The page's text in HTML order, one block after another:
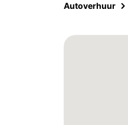
Autoverhuur